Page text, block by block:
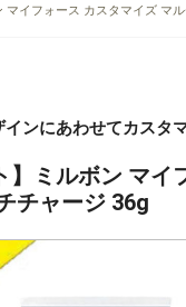
マイフォース カスタマイズ マ
ンにあわせてカスタ
】ミルボン マイ
チャージ 36g